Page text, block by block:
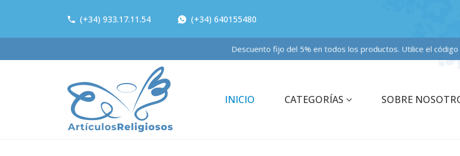
(+34) 933.17.11.54 (+34) 640155480
Descuento fijo del 5% en todos los productos. Utilice el código
INICIO CATEGORÍAS SOBRE